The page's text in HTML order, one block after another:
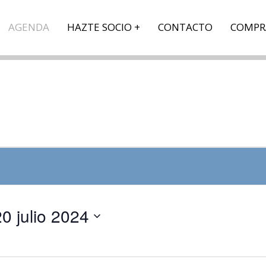
AGENDA HAZTE SOCIO CONTACTO
julio 2024